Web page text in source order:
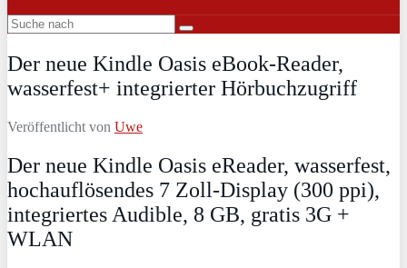
Der neue Kindle Oasis eBook-Reader,
wasserfest+ integrierter Hörbuchzugriff
Veröffentlicht von Uwe
Der neue Kindle Oasis eReader, wasserfest,
hochauflösendes 7 Zoll-Display (300 ppi),
integriertes Audible, 8 GB, gratis 3G +
WLAN